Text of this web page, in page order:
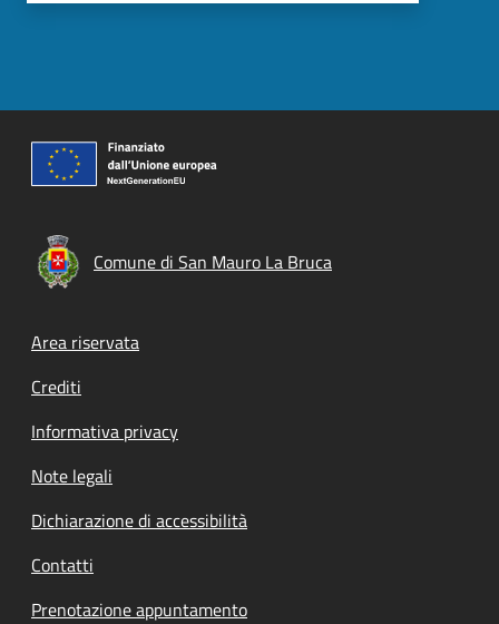
Comune di San Mauro La Bruca
Footer menu
Area riservata
Crediti
Informativa privacy
Note legali
Dichiarazione di accessibilità
Contatti
Prenotazione appuntamento